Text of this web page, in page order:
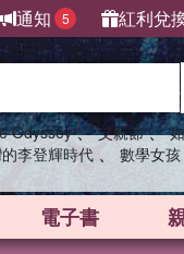
通知 5 紅利兌
Odyssey 、 父親節 、
李登輝時代 、 數學女
電子書